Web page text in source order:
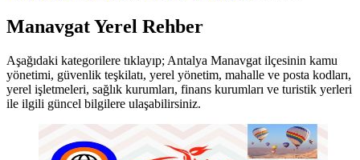
Manavgat Yerel Rehber
Aşağıdaki kategorilere tıklayıp; Antalya Manavgat ilçesinin kamu
yönetimi, güvenlik teşkilatı, yerel yönetim, mahalle ve posta kodları,
yerel işletmeleri, sağlık kurumları, finans kurumları ve turistik yerleri
ile ilgili güncel bilgilere ulaşabilirsiniz.